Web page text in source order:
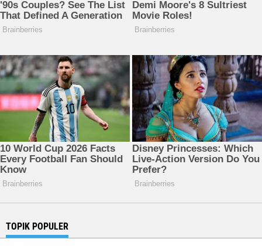
TOPIK POPULER